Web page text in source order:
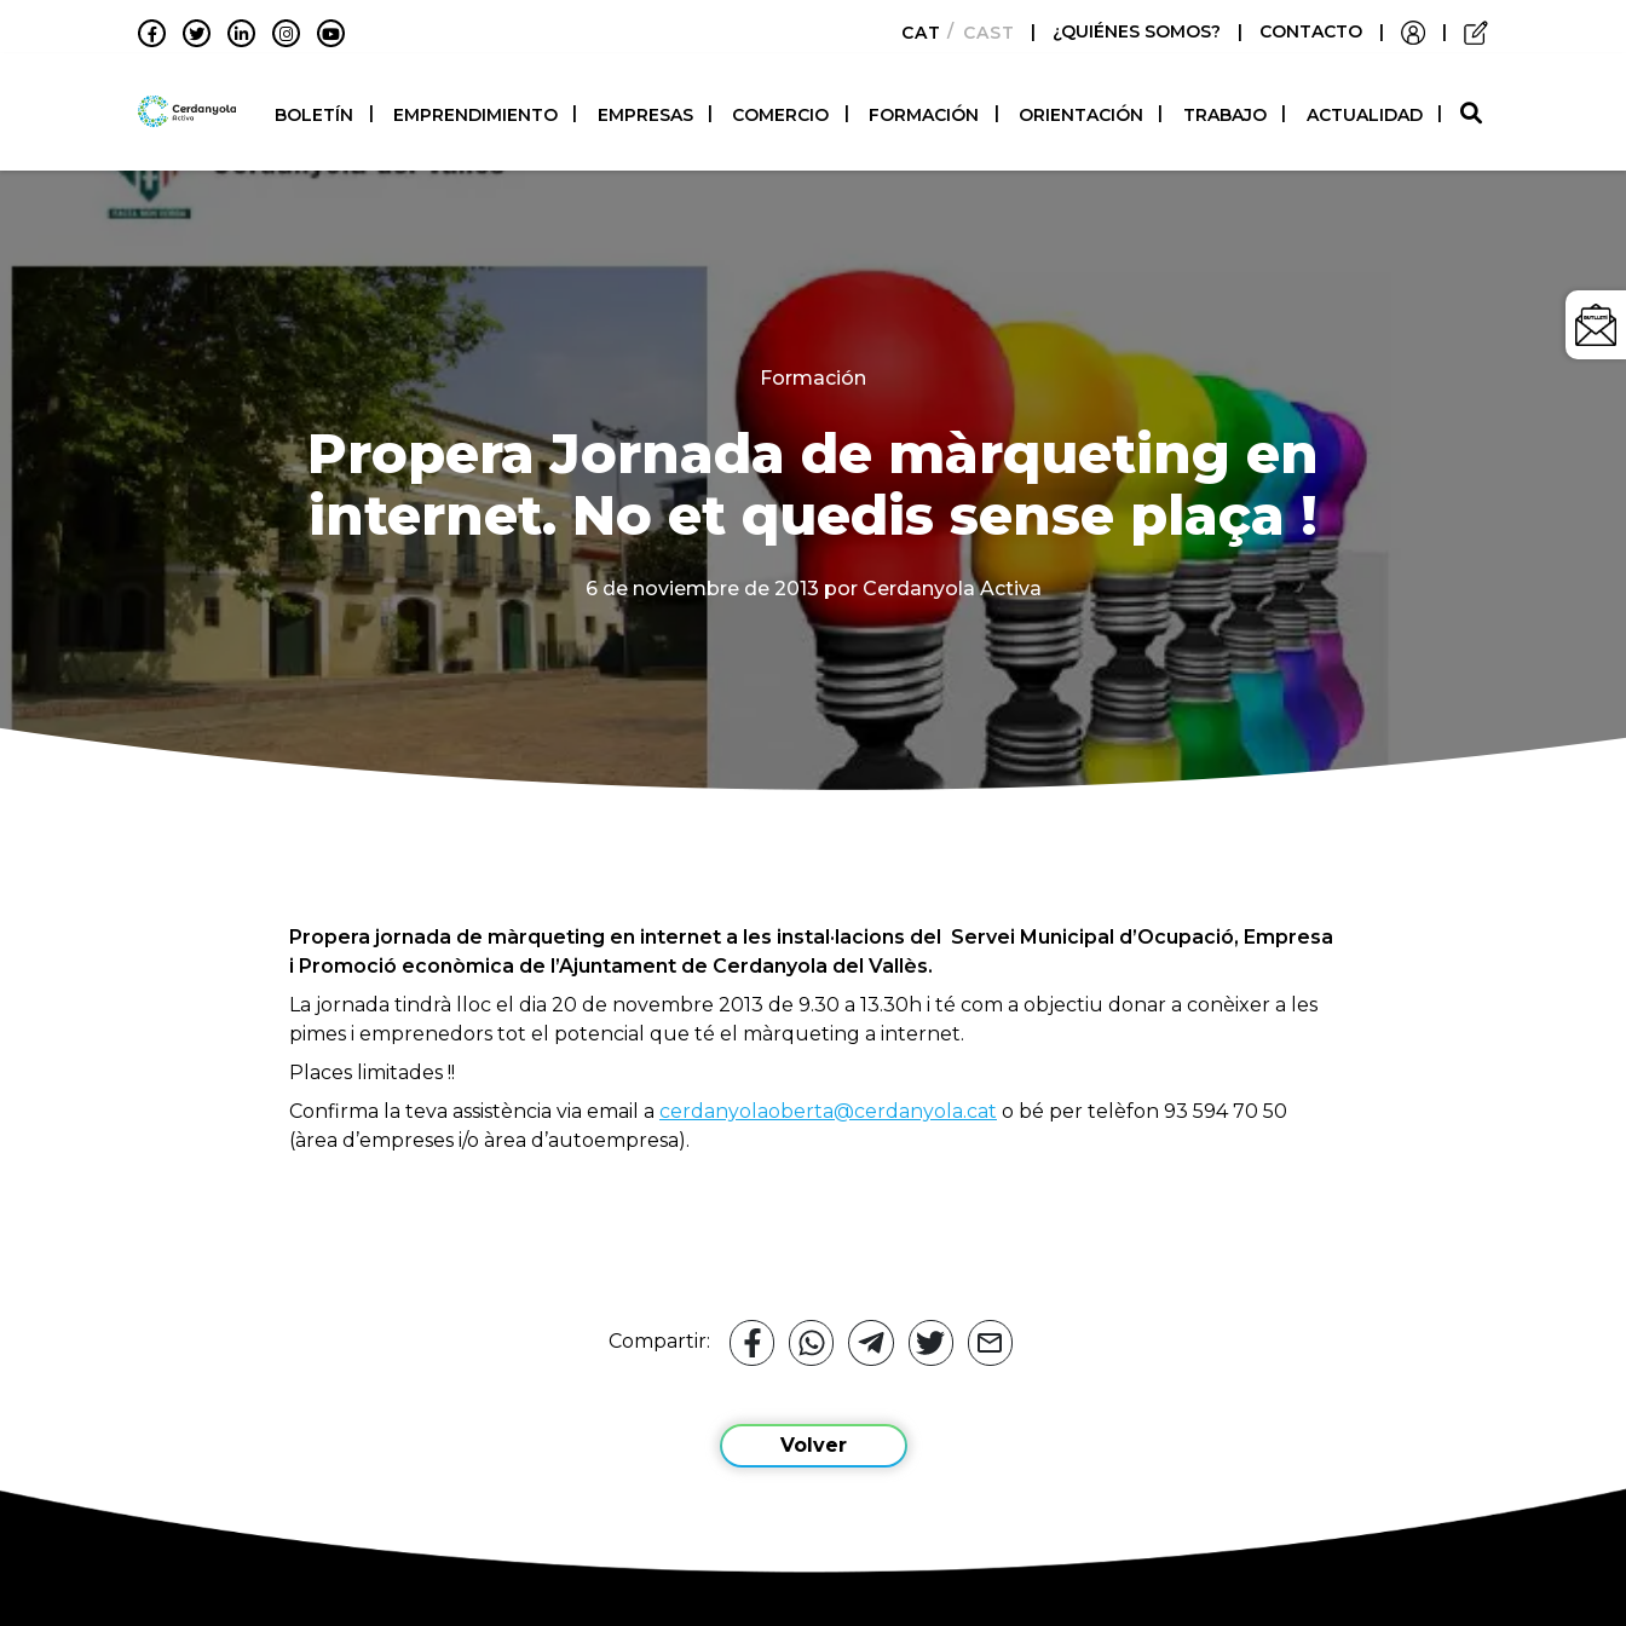
CATALÀCASTELLANO
| ¿QUIÉNES SOMOS? | CONTACTO | |
BOLETÍN EMPRENDIMIENTO EMPRESAS COMERCIO FORMACIÓN ORIENTACIÓN TRABAJO ACTUALIDAD
Categories
Formación
Propera Jornada de màrqueting en
internet. No et quedis sense plaça !
6 de noviembre de 2013 por Cerdanyola Activa
Propera jornada de màrqueting en internet a les instal·lacions del Servei Municipal d’Ocupació, Empresa
i Promoció econòmica de l’Ajuntament de Cerdanyola del Vallès.
La jornada tindrà lloc el dia 20 de novembre 2013 de 9.30 a 13.30h i té com a objectiu donar a conèixer a les
pimes i emprenedors tot el potencial que té el màrqueting a internet.
Places limitades !!
Confirma la teva assistència via email a cerdanyolaoberta@cerdanyola.cat o bé per telèfon 93 594 70 50
(àrea d’empreses i/o àrea d’autoempresa).
Compartir:
Volver